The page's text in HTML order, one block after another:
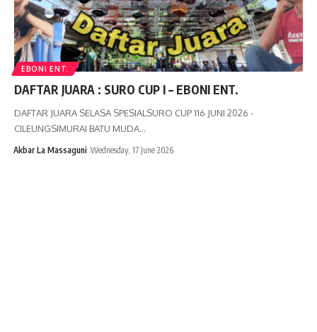
EBONI ENT.
DAFTAR JUARA : SURO CUP I – EBONI ENT.
DAFTAR JUARA SELASA SPESIALSURO CUP 116 JUNI 2026 -
CILEUNGSIMURAI BATU MUDA…
Akbar La Massaguni Wednesday, 17 June 2026